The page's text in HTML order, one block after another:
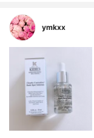
ymkxx